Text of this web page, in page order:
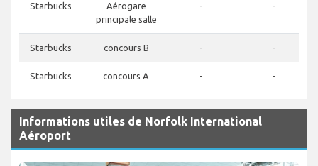
Starbucks
Aérogare
principale salle
- -
Starbucks concours B - -
Starbucks concours A - -
Informations utiles de Norfolk International
Aéroport